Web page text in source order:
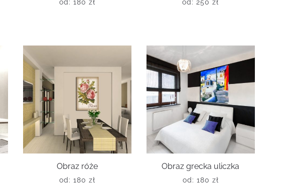
od: 180 zł od: 250zł
Obraz róże
od: 180 zł
Obraz grecka uliczka
od: 180 zł